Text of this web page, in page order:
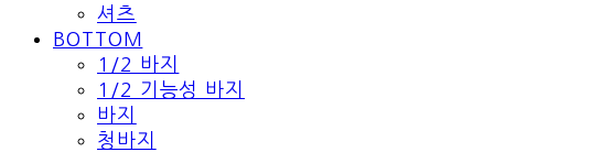
셔츠
BOTTOM
1/2 바지
1/2 기능성 바지
바지
청바지